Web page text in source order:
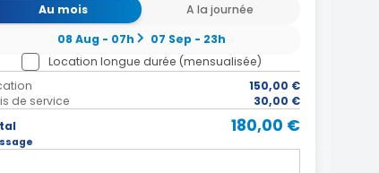
Au mois
A la journée
08 Aug - 07h
07 Sep - 23h
Location longue durée (mensualisée)
150,00 €
de service
30,00 €
180,00 €